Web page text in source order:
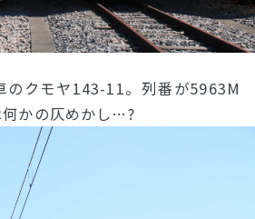
のクモヤ143-11。列番が5963M
かの仄めかし…?